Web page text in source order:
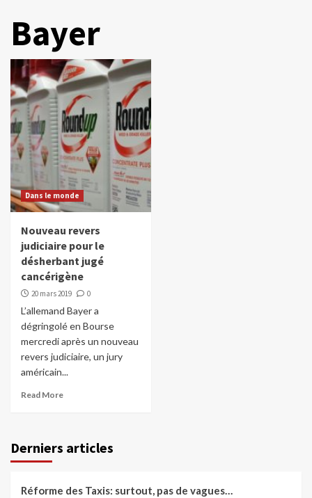
Bayer
Dans le monde
Nouveau revers
judiciaire pour le
désherbant jugé
cancérigène
20 mars 2019 0
L’allemand Bayer a
dégringolé en Bourse
mercredi après un nouveau
revers judiciaire, un jury
américain...
Read More
Derniers articles
Réforme des Taxis: surtout, pas de vagues…